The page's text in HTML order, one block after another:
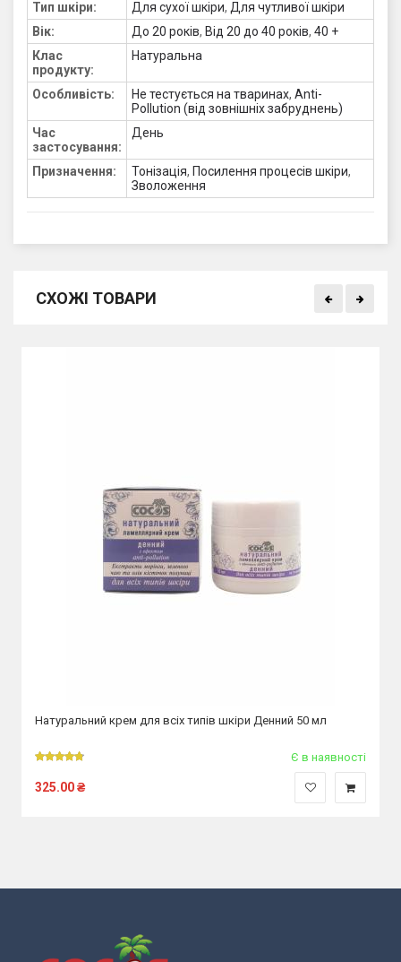
Тип шкіри: Для сухої шкіри, Для чутливої ​​шкіри
Вік:
До 20 років, Від 20 до 40 років, 40 +
Клас
продукту:
Натуральна
Особливість: Не тестується на тваринах, Anti-
Pollution (від зовнішніх забруднень)
Час
застосування:
День
Призначення: Тонізація, Посилення процесів шкіри,
Зволоження
СХОЖІ ТОВАРИ
Натуральний крем для всіх типів шкіри Денний 50 мл
Є в наявності
325.00₴